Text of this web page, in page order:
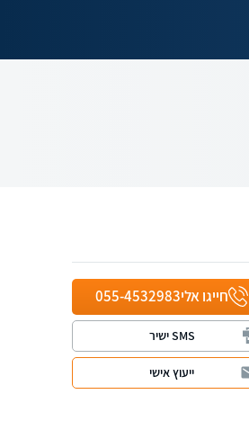
חייגו אלי055-4532983
SMS ישיר
ייעוץ אישי